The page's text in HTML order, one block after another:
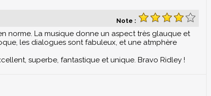
Note :
norme. La musique donne un aspect très glauque et
les dialogues sont fabuleux, et une atmphère
superbe, fantastique et unique. Bravo Ridley !